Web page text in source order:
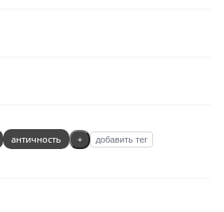
античность + добавить тег